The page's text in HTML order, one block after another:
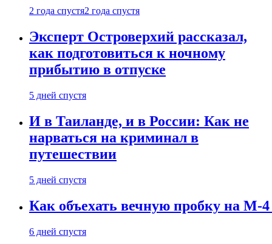
2 года спустя2 года спустя
Эксперт Островерхий рассказал,
как подготовиться к ночному
прибытию в отпуске
5 дней спустя
И в Таиланде, и в России: Как не
нарваться на криминал в
путешествии
5 дней спустя
Как объехать вечную пробку на М-
6 дней спустя